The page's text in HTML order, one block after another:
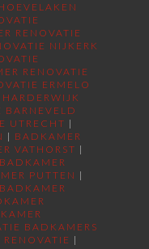
RENOVATIE
NIJKERK
RENOVATIE
ERMELO
BARNEVELD
UTRECHT |
| BADKAMER
VATHORST |
BADKAMER
PUTTEN |
BADKAMER
BADKAMERS
|